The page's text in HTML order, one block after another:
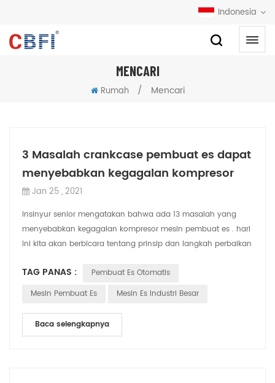
Indonesia
MENCARI
Rumah / Mencari
3 Masalah crankcase pembuat es dapat
menyebabkan kegagalan kompresor
Jan 25 , 2021
Insinyur senior mengatakan bahwa ada 13 masalah yang
menyebabkan kegagalan kompresor mesin pembuat es . hari
ini kita akan berbicara tentang prinsip dan langkah perbaikan
TAG PANAS :
Pembuat Es Otomatis
Mesin Pembuat Es
Mesin Es Industri Besar
Baca selengkapnya